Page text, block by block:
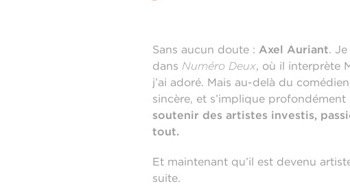
Sans aucun doute : Axel Auriant.
dans Numéro Deux, où il interprète
j’ai adoré. Mais au-delà du
sincère, et s’implique
soutenir des artistes investis,
tout.
Et maintenant qu’il est devenu
suite.